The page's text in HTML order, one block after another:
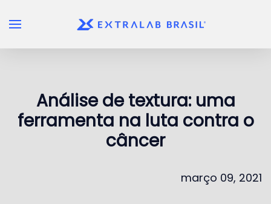
Skip to main content
Análise de textura: uma
ferramenta na luta contra o
câncer
março 09, 2021